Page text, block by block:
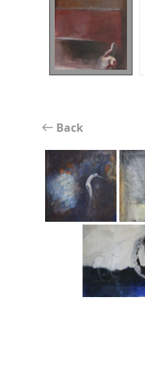
Back